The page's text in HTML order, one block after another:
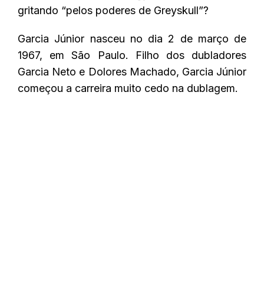
gritando “pelos poderes de Greyskull”?
Garcia Júnior nasceu no dia 2 de março de
1967, em São Paulo. Filho dos dubladores
Garcia Neto e Dolores Machado, Garcia Júnior
começou a carreira muito cedo na dublagem.